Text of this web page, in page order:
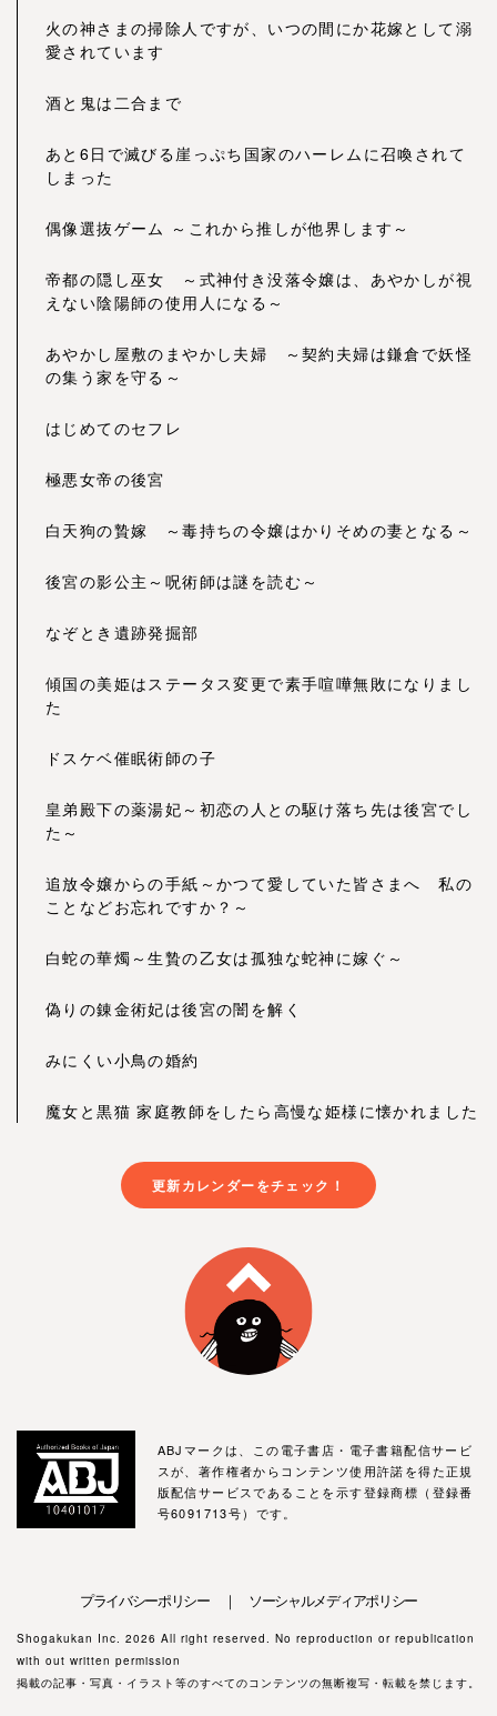
火の神さまの掃除人ですが、いつの間にか花嫁として溺
愛されています
酒と鬼は二合まで
あと6日で滅びる崖っぷち国家のハーレムに召喚されて
しまった
偶像選抜ゲーム ～これから推しが他界します～
帝都の隠し巫女 ～式神付き没落令嬢は、あやかしが視
えない陰陽師の使用人になる～
あやかし屋敷のまやかし夫婦 ～契約夫婦は鎌倉で妖怪
の集う家を守る～
はじめてのセフレ
極悪女帝の後宮
白天狗の贄嫁 ～毒持ちの令嬢はかりそめの妻となる～
後宮の影公主～呪術師は謎を読む～
なぞとき遺跡発掘部
傾国の美姫はステータス変更で素手喧嘩無敗になりまし
た
ドスケベ催眠術師の子
皇弟殿下の薬湯妃～初恋の人との駆け落ち先は後宮でし
た～
追放令嬢からの手紙～かつて愛していた皆さまへ 私の
ことなどお忘れですか？～
白蛇の華燭～生贄の乙女は孤独な蛇神に嫁ぐ～
偽りの錬金術妃は後宮の闇を解く
みにくい小鳥の婚約
魔女と黒猫 家庭教師をしたら高慢な姫様に懐かれました
更新カレンダーをチェック！
ABJマークは、この電子書店・電子書籍配信サービ
スが、著作権者からコンテンツ使用許諾を得た正規
版配信サービスであることを示す登録商標（登録番
号6091713号）です。
プライバシーポリシー ｜ ソーシャルメディアポリシー
Shogakukan Inc. 2026 All right reserved. No reproduction or republication
with out written permission
掲載の記事・写真・イラスト等のすべてのコンテンツの無断複写・転載を禁じます。